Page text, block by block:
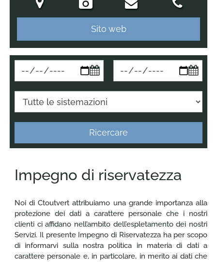
Sito web
Ricercare
Impegno di riservatezza
Noi di Ctoutvert attribuiamo una grande importanza alla
protezione dei dati a carattere personale che i nostri
clienti ci affidano nell’ambito dell’espletamento dei nostri
Servizi. Il presente Impegno di Riservatezza ha per scopo
di informarvi sulla nostra politica in materia di dati a
carattere personale e, in particolare, in merito ai dati che